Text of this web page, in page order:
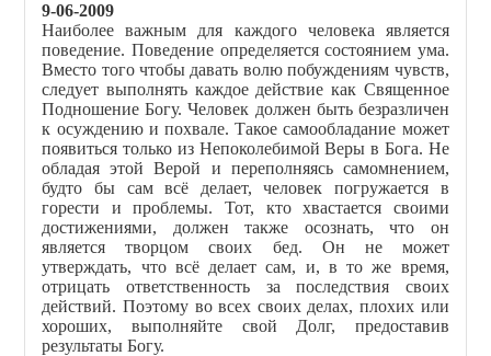
9-06-2009
Наиболее важным для каждого человека является
поведение. Поведение определяется состоянием ума.
Вместо того чтобы давать волю побуждениям чувств,
следует выполнять каждое действие как Священное
Подношение Богу. Человек должен быть безразличен
к осуждению и похвале. Такое самообладание может
появиться только из Непоколебимой Веры в Бога. Не
обладая этой Верой и переполняясь самомнением,
будто бы сам всё делает, человек погружается в
горести и проблемы. Тот, кто хвастается своими
достижениями, должен также осознать, что он
является творцом своих бед. Он не может
утверждать, что всё делает сам, и, в то же время,
отрицать ответственность за последствия своих
действий. Поэтому во всех своих делах, плохих или
хороших, выполняйте свой Долг, предоставив
результаты Богу.